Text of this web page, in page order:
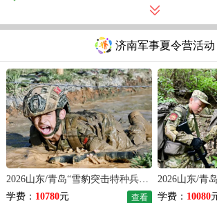
济南军事夏令营活动
2026山东/青岛“雪豹突击特种兵”夏令营（28天）
学费： 10780元 查看
学费： 10080